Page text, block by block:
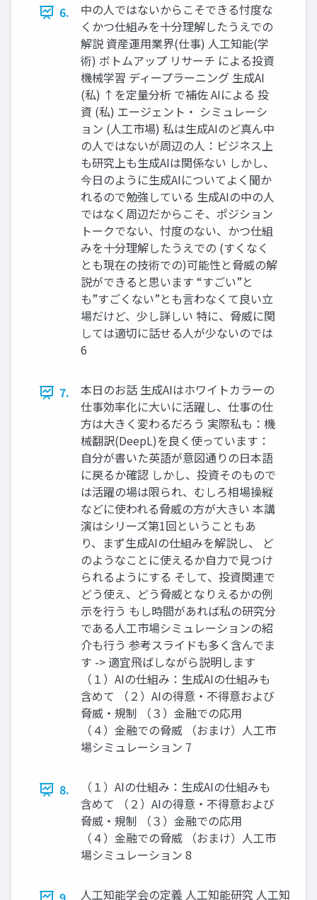
6.
中の人ではないからこそできる忖度な
くかつ仕組みを十分理解したうえでの
解説 資産運用業界(仕事) 人工知能(学
術) ボトムアップ リサーチ による投資
機械学習 ディープラーニング 生成AI
(私) ↑を定量分析 で補佐 AIによる 投
資 (私) エージェント・ シミュレーシ
ョン (人工市場) 私は生成AIのど真ん中
の人ではないが周辺の人：ビジネス上
も研究上も生成AIは関係ない しかし、
今日のように生成AIについてよく聞か
れるので勉強している 生成AIの中の人
ではなく周辺だからこそ、ポジション
トークでない、忖度のない、かつ仕組
みを十分理解したうえでの (すくなく
とも現在の技術での)可能性と脅威の解
説ができると思います “すごい”と
も”すごくない”とも言わなくて良い立
場だけど、少し詳しい 特に、脅威に関
しては適切に話せる人が少ないのでは
6
7.
本日のお話 生成AIはホワイトカラーの
仕事効率化に大いに活躍し、仕事の仕
方は大きく変わるだろう 実際私も：機
械翻訳(DeepL)を良く使っています：
自分が書いた英語が意図通りの日本語
に戻るか確認 しかし、投資そのもので
は活躍の場は限られ、むしろ相場操縦
などに使われる脅威の方が大きい 本講
演はシリーズ第1回ということもあ
り、まず生成AIの仕組みを解説し、 ど
のようなことに使えるか自力で見つけ
られるようにする そして、投資関連で
どう使え、どう脅威となりえるかの例
示を行う もし時間があれば私の研究分
である人工市場シミュレーションの紹
介も行う 参考スライドも多く含んでま
す -> 適宜飛ばしながら説明します
（１）AIの仕組み：生成AIの仕組みも
含めて （２）AIの得意・不得意および
脅威・規制 （３）金融での応用
（４）金融での脅威 （おまけ）人工市
場シミュレーション 7
8.
（１）AIの仕組み：生成AIの仕組みも
含めて （２）AIの得意・不得意および
脅威・規制 （３）金融での応用
（４）金融での脅威 （おまけ）人工市
場シミュレーション 8
人工知能学会の定義 人工知能研究 人工知